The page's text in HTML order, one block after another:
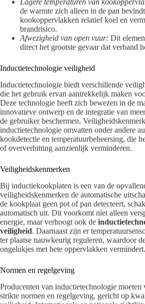
Lagere temperaturen van
de warmte zich alleen in de pan
kookoppervlakken relatief koel en
brandrisico.
Afwezigheid van open vuur: Dit
direct het grootste gevaar dat verband
Inductietechnologie veiligheid
Inductietechnologie biedt verschillende
die het gebruik ervan aantrekkelijk maken
Deze technologie heeft zich bewezen in de
innovatieve ontwerp en de integratie van
de gebruiker beschermen.
inductietechnologie omvatten onder andere
kookdetectie en temperatuurbeheersing, die
of oververhitting aanzienlijk verminderen.
Veiligheidskenmerken
Bij inductiekookplaten is een van de
veiligheidskenmerken de automatische
de kookplaat geen pot of pan detecteert,
automatisch uit. Dit voorkomt niet alleen
energie, maar verhoogt ook de
veiligheid. Daarnaast zijn er
ter plaatse nauwkeurig reguleren, waardoor
ongelukjes met hete oppervlakken vermindert.
Normen en regelgeving
Producenten van inductietechnologie moeten
strikte normen en regelgeving, gericht op